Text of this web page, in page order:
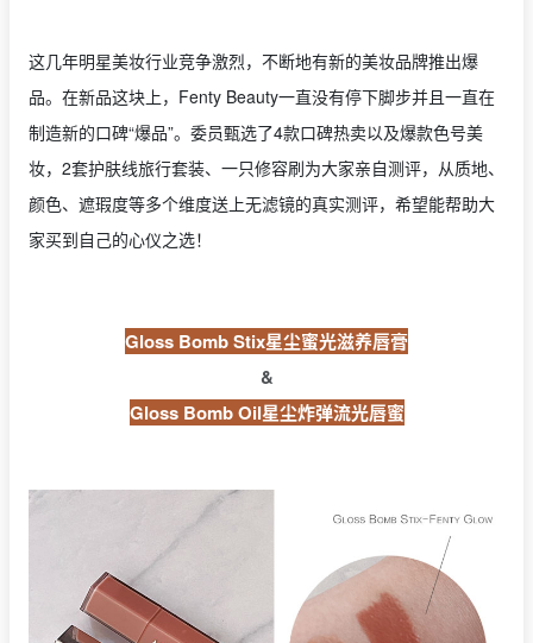
这几年明星美妆行业竞争激烈，不断地有新的美妆品牌推出爆
品。在新品这块上，Fenty Beauty一直没有停下脚步并且一直在
制造新的口碑“爆品”。委员甄选了4款口碑热卖以及爆款色号美
妆，2套护肤线旅行套装、一只修容刷为大家亲自测评，从质地、
颜色、遮瑕度等多个维度送上无滤镜的真实测评，希望能帮助大
家买到自己的心仪之选！
Gloss Bomb Stix星尘蜜光滋养唇膏
&
Gloss Bomb Oil星尘炸弹流光唇蜜